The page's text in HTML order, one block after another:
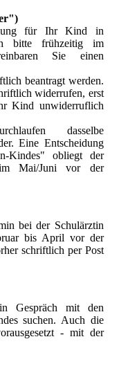
für Ihr Kind in
bitte frühzeitig im
Sie einen
beantragt werden.
widerrufen, erst
Kind unwiderruflich
dasselbe
Eine Entscheidung
Kindes" obliegt der
Mai/Juni vor der
bei der Schulärztin
bis April vor der
schriftlich per Post
Gespräch mit den
suchen. Auch die
- mit der